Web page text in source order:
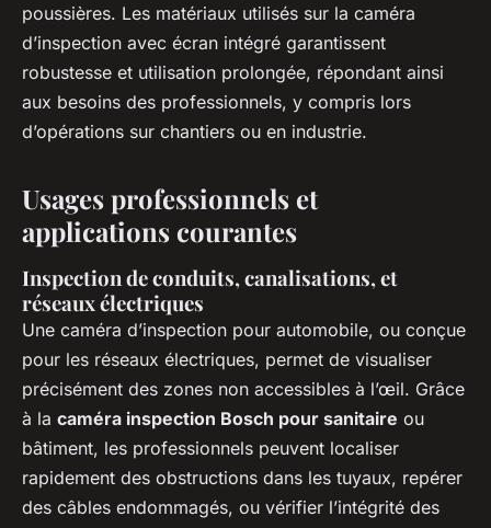
poussières. Les matériaux utilisés sur la caméra
d’inspection avec écran intégré garantissent
robustesse et utilisation prolongée, répondant ainsi
aux besoins des professionnels, y compris lors
d’opérations sur chantiers ou en industrie.
Usages professionnels et
applications courantes
Inspection de conduits, canalisations, et
réseaux électriques
Une caméra d’inspection pour automobile, ou conçue
pour les réseaux électriques, permet de visualiser
précisément des zones non accessibles à l’œil. Grâce
à la caméra inspection Bosch pour sanitaire ou
bâtiment, les professionnels peuvent localiser
rapidement des obstructions dans les tuyaux, repérer
des câbles endommagés, ou vérifier l’intégrité des